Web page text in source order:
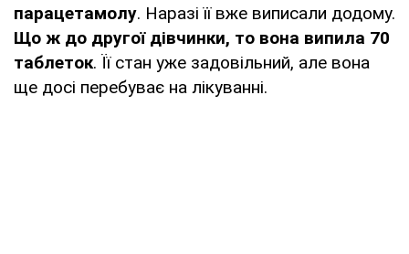
парацетамолу. Наразі її вже виписали додому.
Що ж до другої дівчинки, то вона випила 70
таблеток. Її стан уже задовільний, але вона
ще досі перебуває на лікуванні.